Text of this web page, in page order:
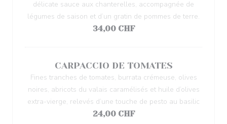
délicate sauce aux chanterelles, accompagnée de
légumes de saison et d’un gratin de pommes de terre.
34,00 CHF
CARPACCIO DE TOMATES
Fines tranches de tomates, burrata crémeuse, olives
noires, abricots du valais caramélisés et huile d’olives
extra-vierge, relevés d’une touche de pesto au basilic
24,00 CHF